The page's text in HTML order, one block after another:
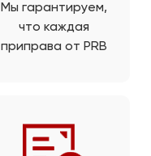
Мы гарантируем,
что каждая
приправа от PRB
пищевых
продуктов и